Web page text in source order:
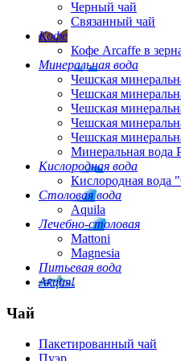
Черный чай
Связанный чай
Кофе
Кофе Arcaffe в
Минеральная вода
Чешская
Чешская
Чешская
Чешская
Чешская
Минеральная вода
Кислородная вода
Кислородная вода
Столовая вода
Aquila
Лечебно-столовая
Mattoni
Magnesia
Питьевая вода
Акция!
Чай
Пакетированный чай